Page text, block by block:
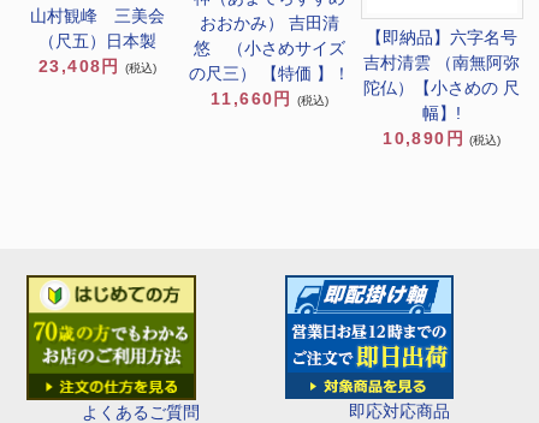
よくあるご質問 即応対応商品
山村観峰 三美会
（尺五）日本製
23,408円
(税込)
おおかみ） 吉田清
悠 （小さめサイズ
の尺三） 【特価 】！
11,660円
(税込)
【即納品】六字名号
吉村清雲 （南無阿弥
陀仏）【小さめの 尺
幅】!
10,890円
(税込)